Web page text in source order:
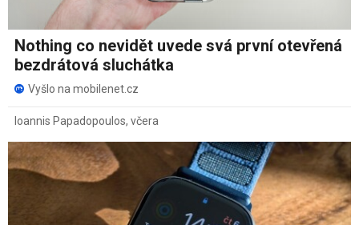
Nothing co nevidět uvede svá první otevřená
bezdrátová sluchátka
Vyšlo na mobilenet.cz
Ioannis Papadopoulos, včera